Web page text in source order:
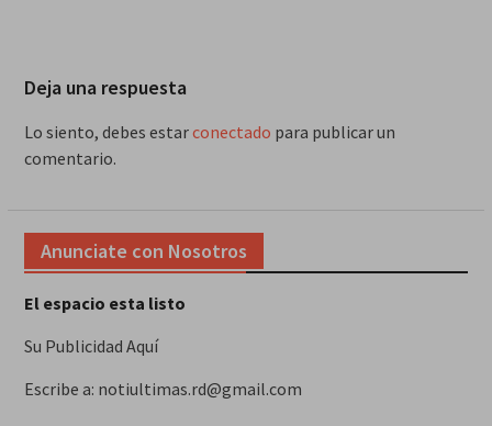
Deja una respuesta
Lo siento, debes estarconectado para publicar un
comentario.
Anunciate con Nosotros
El espacio esta listo
Su Publicidad Aquí
Escribe a: notiultimas.rd@gmail.com